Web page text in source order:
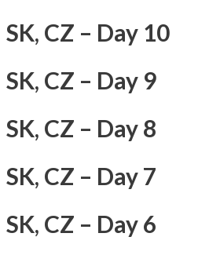
SK, CZ – Day 10
SK, CZ – Day 9
SK, CZ – Day 8
SK, CZ – Day 7
SK, CZ – Day 6